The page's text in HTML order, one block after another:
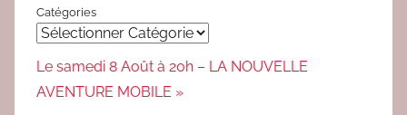
Catégories
Le samedi 8 Août à 20h – LA NOUVELLE
AVENTURE MOBILE »